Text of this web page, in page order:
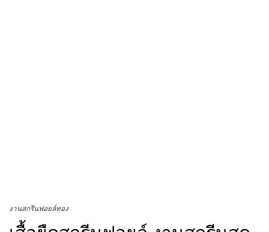
งานสกรีนฟอยล์ทอง